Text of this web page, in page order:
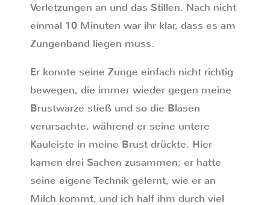
Verletzungen an und das Stillen. Nach nicht
einmal 10 Minuten war ihr klar, dass es am
Zungenband liegen muss.
Er konnte seine Zunge einfach nicht richtig
bewegen, die immer wieder gegen meine
Brustwarze stieß und so die Blasen
verursachte, während er seine untere
Kauleiste in meine Brust drückte. Hier
kamen drei Sachen zusammen; er hatte
seine eigene Technik gelernt, wie er an
Milch kommt, und ich half ihm durch viel